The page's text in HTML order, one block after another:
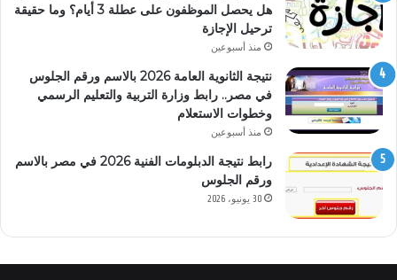
هل يحصل الموظفون على عطلة 3 أيام؟ وما حقيقة
ترحيل الإجازة
منذ أسبوعين
نتيجة الثانوية العامة 2026 بالاسم ورقم الجلوس
في مصر.. رابط وزارة التربية والتعليم الرسمي
وخطوات الاستعلام
منذ أسبوعين
رابط نتيجة الدبلومات الفنية 2026 في مصر بالاسم
ورقم الجلوس
30 يونيو، 2026